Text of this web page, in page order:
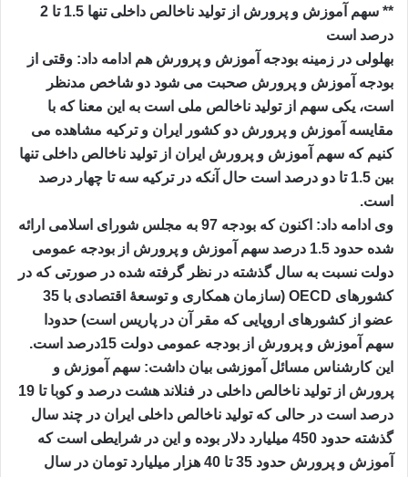
** سهم آموزش و پرورش از تولید ناخالص داخلی تنها 1.5 تا 2
درصد است
بهلولی در زمینه بودجه آموزش و پرورش هم ادامه داد: وقتی از
بودجه آموزش و پرورش صحبت می شود دو شاخص مدنظر
است، یکی سهم از تولید ناخالص ملی است به این معنا که با
مقایسه آموزش و پرورش دو کشور ایران و ترکیه مشاهده می
کنیم که سهم آموزش و پرورش ایران از تولید ناخالص داخلی تنها
بین 1.5 تا دو درصد است حال آنکه در ترکیه سه تا چهار درصد
است.
وی ادامه داد: اکنون که بودجه 97 به مجلس شورای اسلامی ارائه
شده حدود 1.5 درصد سهم آموزش و پرورش از بودجه عمومی
دولت نسبت به سال گذشته در نظر گرفته شده در صورتی که در
کشورهای OECD (سازمان همکاری و توسعهٔ اقتصادی با 35
عضو از کشورهای اروپایی که مقر آن در پاریس است) حدودا
سهم آموزش و پرورش از بودجه عمومی دولت 15درصد است.
این کارشناس مسائل آموزشی بیان داشت: سهم آموزش و
پرورش از تولید ناخالص داخلی در فنلاند هشت درصد و کوبا تا 19
درصد است در حالی که تولید ناخالص داخلی ایران در چند سال
گذشته حدود 450 میلیارد دلار بوده و این در شرایطی است که
آموزش و پرورش حدود 35 تا 40 هزار میلیارد تومان در سال